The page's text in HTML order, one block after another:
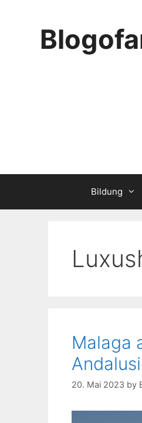
Bildung
Malaga
20. Mai 2023 by